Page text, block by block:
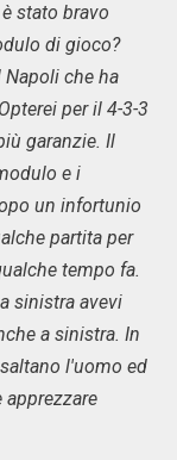
stato bravo
di gioco?
Napoli che ha
per il 4-3-3
garanzie. Il
e i
un infortunio
partita per
tempo fa.
sinistra avevi
a sinistra. In
l'uomo ed